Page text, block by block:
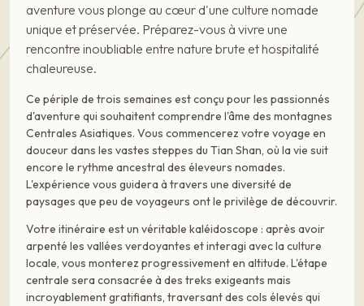
aventure vous plonge au cœur d'une culture nomade
unique et préservée. Préparez-vous à vivre une
rencontre inoubliable entre nature brute et hospitalité
chaleureuse.
Ce périple de trois semaines est conçu pour les passionnés
d'aventure qui souhaitent comprendre l'âme des montagnes
Centrales Asiatiques. Vous commencerez votre voyage en
douceur dans les vastes steppes du Tian Shan, où la vie suit
encore le rythme ancestral des éleveurs nomades.
L'expérience vous guidera à travers une diversité de
paysages que peu de voyageurs ont le privilège de découvrir.
Votre itinéraire est un véritable kaléidoscope : après avoir
arpenté les vallées verdoyantes et interagi avec la culture
locale, vous monterez progressivement en altitude. L'étape
centrale sera consacrée à des treks exigeants mais
incroyablement gratifiants, traversant des cols élevés qui